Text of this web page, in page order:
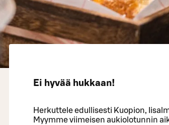
Ei hyvää hukkaan!
Herkuttele edullisesti Kuopion,
Myymme viimeisen aukiolotunnin